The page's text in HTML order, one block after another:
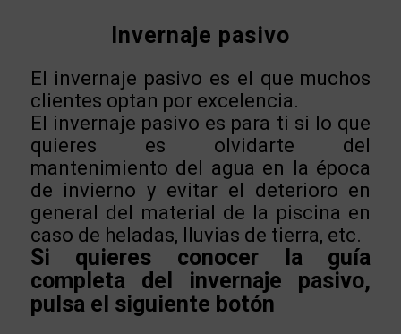
Invernaje pasivo
El invernaje pasivo es el que muchos
clientes optan por excelencia.
El invernaje pasivo es para ti si lo que
quieres es olvidarte del
mantenimiento del agua en la época
de invierno y evitar el deterioro en
general del material de la piscina en
caso de heladas, lluvias de tierra, etc.
Si quieres conocer la guía
completa del invernaje pasivo,
pulsa el siguiente botón